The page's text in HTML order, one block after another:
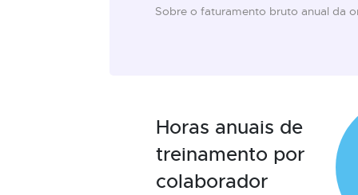
Sobre o faturamento bruto anual da
Horas anuais de
treinamento por
colaborador